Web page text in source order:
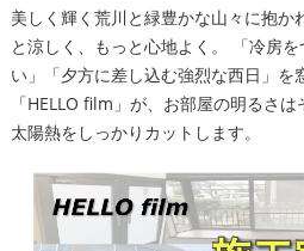
美しく輝く荒川と緑豊かな山々に抱か
と涼しく、もっと心地よく。 「冷房
い」「夕方に差し込む強烈な西日」を
「HELLO film」が、お部屋の明るさ
太陽熱をしっかりカットします。